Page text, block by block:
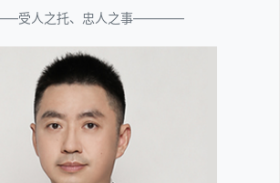
人之托、忠人之事————